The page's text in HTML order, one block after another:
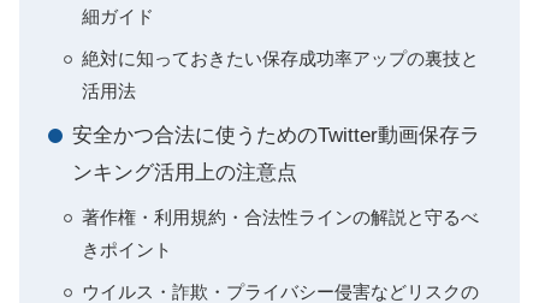
細ガイド
絶対に知っておきたい保存成功率アップの裏技と
活用法
安全かつ合法に使うためのTwitter動画保存ラ
ンキング活用上の注意点
著作権・利用規約・合法性ラインの解説と守るべ
きポイント
ウイルス・詐欺・プライバシー侵害などリスクの